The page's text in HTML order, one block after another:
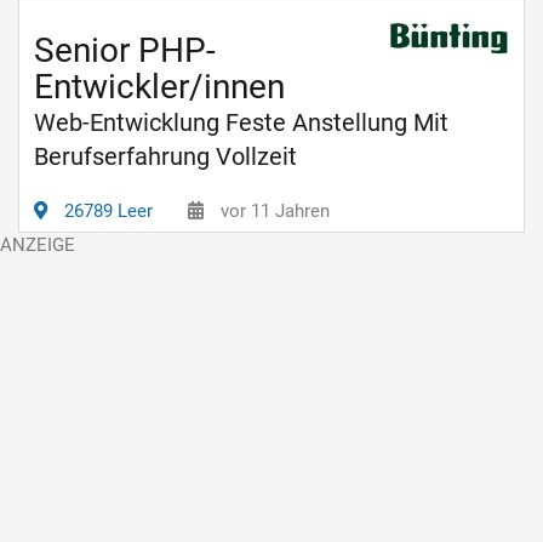
Senior PHP-
Entwickler/innen
Web-Entwicklung Feste Anstellung Mit
Berufserfahrung Vollzeit
26789 Leer vor 11 Jahren